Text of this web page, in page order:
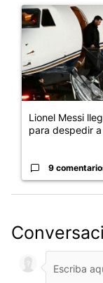
Un artículo de
Lionel Messi
para despedir
9